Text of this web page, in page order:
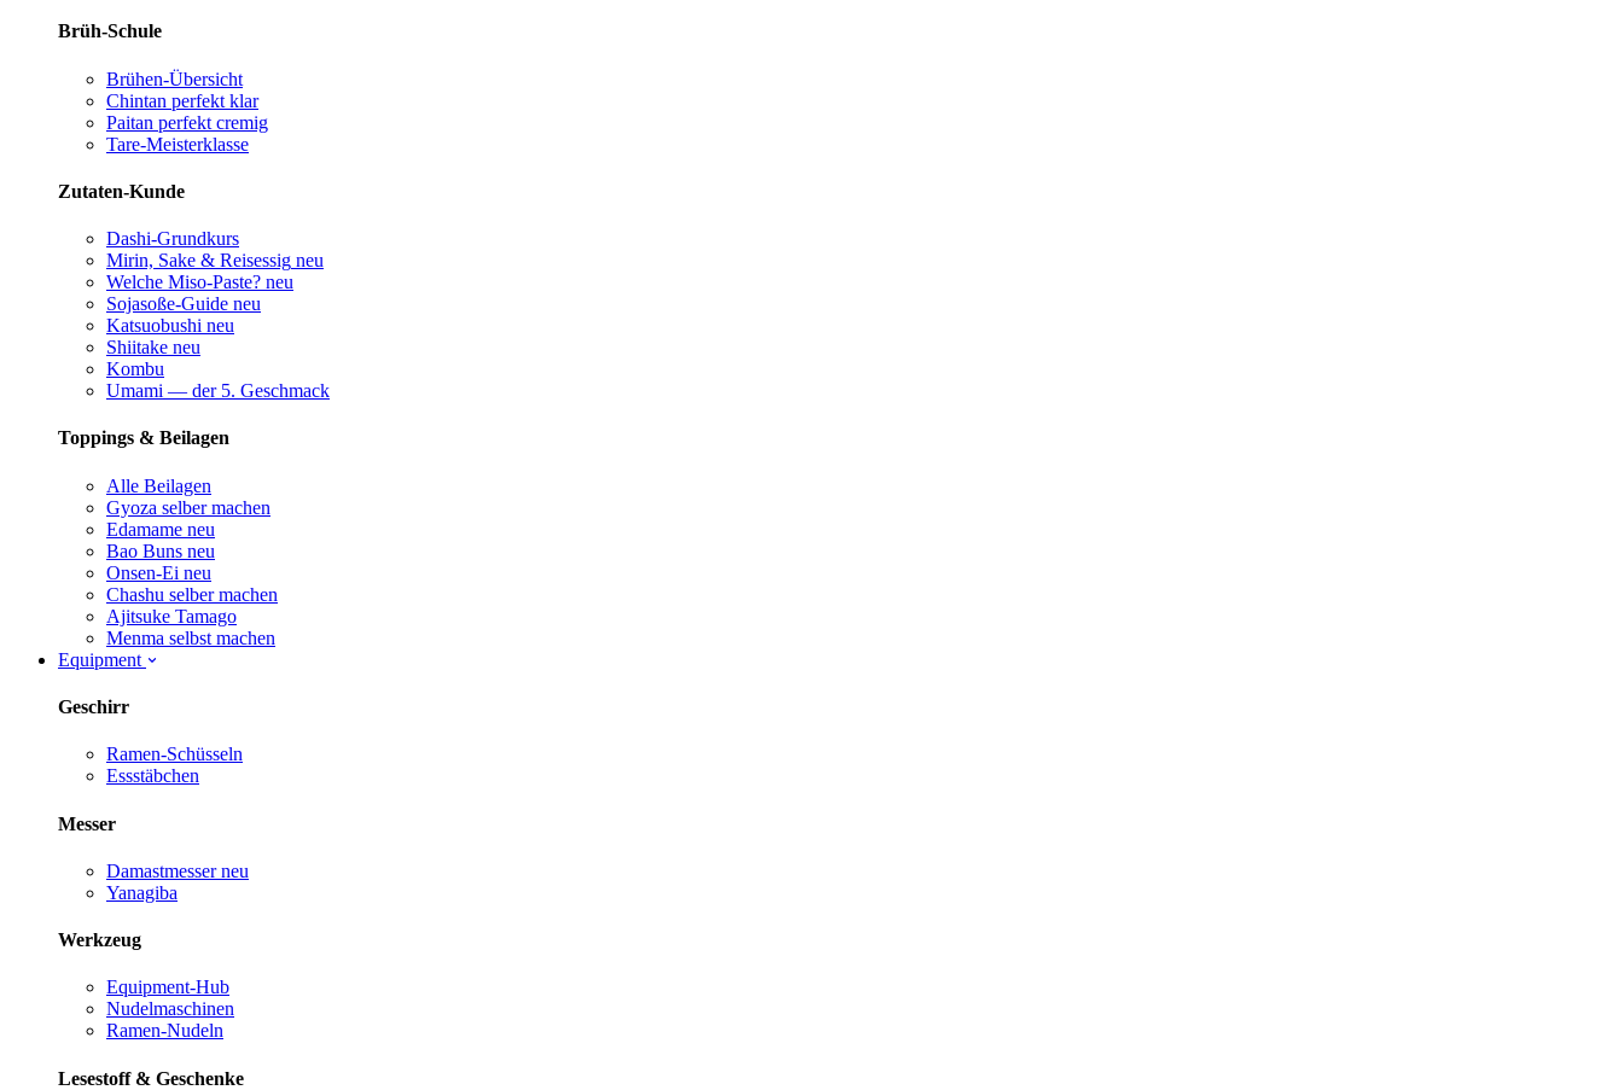
Brüh-Schule
Brühen-Übersicht
Chintan perfekt klar
Paitan perfekt cremig
Tare-Meisterklasse
Zutaten-Kunde
Dashi-Grundkurs
Mirin, Sake & Reisessig neu
Welche Miso-Paste? neu
Sojasoße-Guide neu
Katsuobushi neu
Shiitake neu
Kombu
Umami — der 5. Geschmack
Toppings & Beilagen
Alle Beilagen
Gyoza selber machen
Edamame neu
Bao Buns neu
Onsen-Ei neu
Chashu selber machen
Ajitsuke Tamago
Menma selbst machen
Equipment
Geschirr
Ramen-Schüsseln
Essstäbchen
Messer
Damastmesser neu
Yanagiba
Werkzeug
Equipment-Hub
Nudelmaschinen
Ramen-Nudeln
Lesestoff & Geschenke